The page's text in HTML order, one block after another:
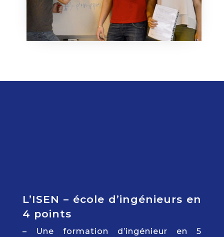
L’ISEN – école d’ingénieurs en
4 points
– Une formation d’ingénieur en 5